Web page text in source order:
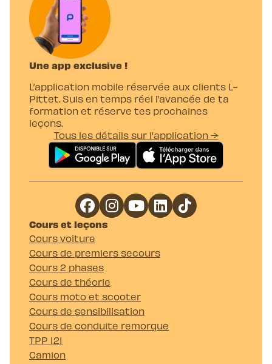
Une app exclusive !
L’application mobile réservée aux clients L-
Pittet. Suis en temps réel l’avancée de ta
formation et réserve tes prochaines
leçons.
Tous les détails sur l'application →
Cours et leçons
Cours voiture
Cours de premiers secours
Cours 2 phases
Cours de théorie
Cours moto et scooter
Cours de sensibilisation
Cours de conduite remorque
TPP 121
Camion